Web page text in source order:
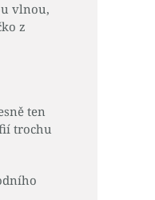
vlnou,
z
ten
trochu